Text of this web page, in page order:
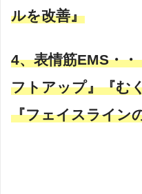
ルを改善』
4、表情筋EMS・
フトアップ』『む
『フェイスライン